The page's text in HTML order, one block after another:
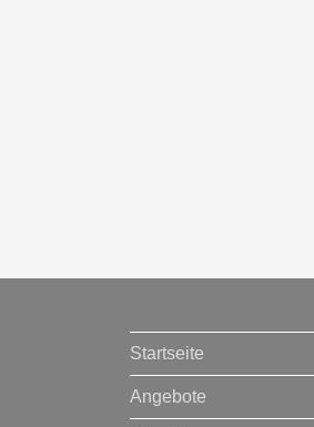
Startseite
Angebote